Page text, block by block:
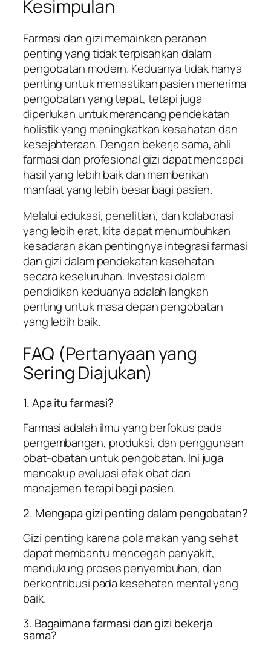
Kesimpulan
Farmasi dan gizi memainkan peranan
penting yang tidak terpisahkan dalam
pengobatan modern. Keduanya tidak hanya
penting untuk memastikan pasien menerima
pengobatan yang tepat, tetapi juga
diperlukan untuk merancang pendekatan
holistik yang meningkatkan kesehatan dan
kesejahteraan. Dengan bekerja sama, ahli
farmasi dan profesional gizi dapat mencapai
hasil yang lebih baik dan memberikan
manfaat yang lebih besar bagi pasien.
Melalui edukasi, penelitian, dan kolaborasi
yang lebih erat, kita dapat menumbuhkan
kesadaran akan pentingnya integrasi farmasi
dan gizi dalam pendekatan kesehatan
secara keseluruhan. Investasi dalam
pendidikan keduanya adalah langkah
penting untuk masa depan pengobatan
yang lebih baik.
FAQ (Pertanyaan yang
Sering Diajukan)
1. Apa itu farmasi?
Farmasi adalah ilmu yang berfokus pada
pengembangan, produksi, dan penggunaan
obat-obatan untuk pengobatan. Ini juga
mencakup evaluasi efek obat dan
manajemen terapi bagi pasien.
2. Mengapa gizi penting dalam pengobatan?
Gizi penting karena pola makan yang sehat
dapat membantu mencegah penyakit,
mendukung proses penyembuhan, dan
berkontribusi pada kesehatan mental yang
baik.
3. Bagaimana farmasi dan gizi bekerja
sama?